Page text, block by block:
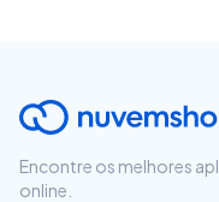
Encontre os melhores
online.